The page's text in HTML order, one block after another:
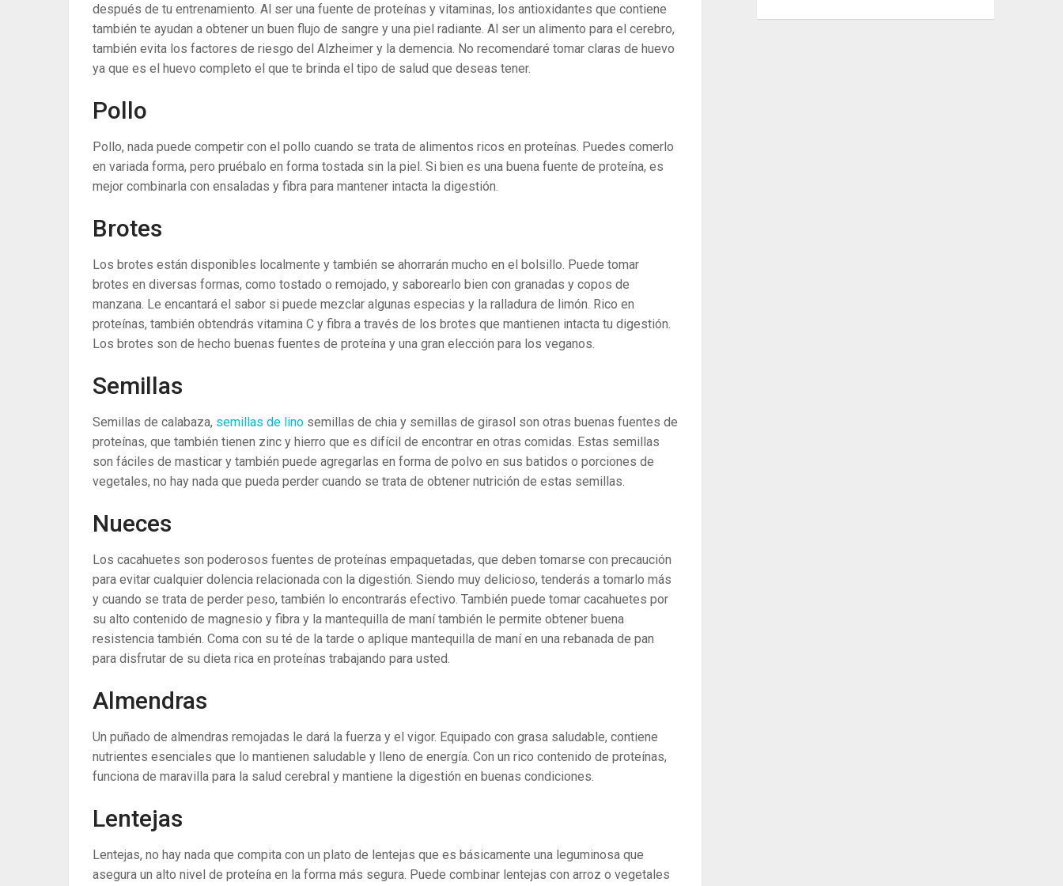
después de tu entrenamiento. Al ser una fuente de proteínas y vitaminas, los antioxidantes que contiene
también te ayudan a obtener un buen flujo de sangre y una piel radiante. Al ser un alimento para el cerebro,
también evita los factores de riesgo del Alzheimer y la demencia. No recomendaré tomar claras de huevo
ya que es el huevo completo el que te brinda el tipo de salud que deseas tener.
Pollo
Pollo, nada puede competir con el pollo cuando se trata de alimentos ricos en proteínas. Puedes comerlo
en variada forma, pero pruébalo en forma tostada sin la piel. Si bien es una buena fuente de proteína, es
mejor combinarla con ensaladas y fibra para mantener intacta la digestión.
Brotes
Los brotes están disponibles localmente y también se ahorrarán mucho en el bolsillo. Puede tomar
brotes en diversas formas, como tostado o remojado, y saborearlo bien con granadas y copos de
manzana. Le encantará el sabor si puede mezclar algunas especias y la ralladura de limón. Rico en
proteínas, también obtendrás vitamina C y fibra a través de los brotes que mantienen intacta tu digestión.
Los brotes son de hecho buenas fuentes de proteína y una gran elección para los veganos.
Semillas
Semillas de calabaza, semillas de lino semillas de chia y semillas de girasol son otras buenas fuentes de
proteínas, que también tienen zinc y hierro que es difícil de encontrar en otras comidas. Estas semillas
son fáciles de masticar y también puede agregarlas en forma de polvo en sus batidos o porciones de
vegetales, no hay nada que pueda perder cuando se trata de obtener nutrición de estas semillas.
Nueces
Los cacahuetes son poderosos fuentes de proteínas empaquetadas, que deben tomarse con precaución
para evitar cualquier dolencia relacionada con la digestión. Siendo muy delicioso, tenderás a tomarlo más
y cuando se trata de perder peso, también lo encontrarás efectivo. También puede tomar cacahuetes por
su alto contenido de magnesio y fibra y la mantequilla de maní también le permite obtener buena
resistencia también. Coma con su té de la tarde o aplique mantequilla de maní en una rebanada de pan
para disfrutar de su dieta rica en proteínas trabajando para usted.
Almendras
Un puñado de almendras remojadas le dará la fuerza y ​​el vigor. Equipado con grasa saludable, contiene
nutrientes esenciales que lo mantienen saludable y lleno de energía. Con un rico contenido de proteínas,
funciona de maravilla para la salud cerebral y mantiene la digestión en buenas condiciones.
Lentejas
Lentejas, no hay nada que compita con un plato de lentejas que es básicamente una leguminosa que
asegura un alto nivel de proteína en la forma más segura. Puede combinar lentejas con arroz o vegetales